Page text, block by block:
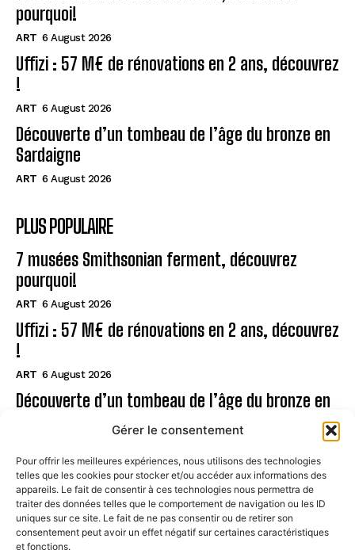
Gérer le consentement
Pour offrir les meilleures expériences, nous utilisons des technologies
telles que les cookies pour stocker et/ou accéder aux informations des
appareils. Le fait de consentir à ces technologies nous permettra de
traiter des données telles que le comportement de navigation ou les ID
uniques sur ce site. Le fait de ne pas consentir ou de retirer son
consentement peut avoir un effet négatif sur certaines caractéristiques
et fonctions.
pourquoi!
ART 6 August 2026
Uffizi : 57 M€ de rénovations en 2 ans, découvrez
!
ART 6 August 2026
Découverte d’un tombeau de l’âge du bronze en
Sardaigne
ART 6 August 2026
PLUS POPULAIRE
7 musées Smithsonian ferment, découvrez
pourquoi!
ART 6 August 2026
Uffizi : 57 M€ de rénovations en 2 ans, découvrez
!
ART 6 August 2026
Découverte d’un tombeau de l’âge du bronze en
Page
CONTACT